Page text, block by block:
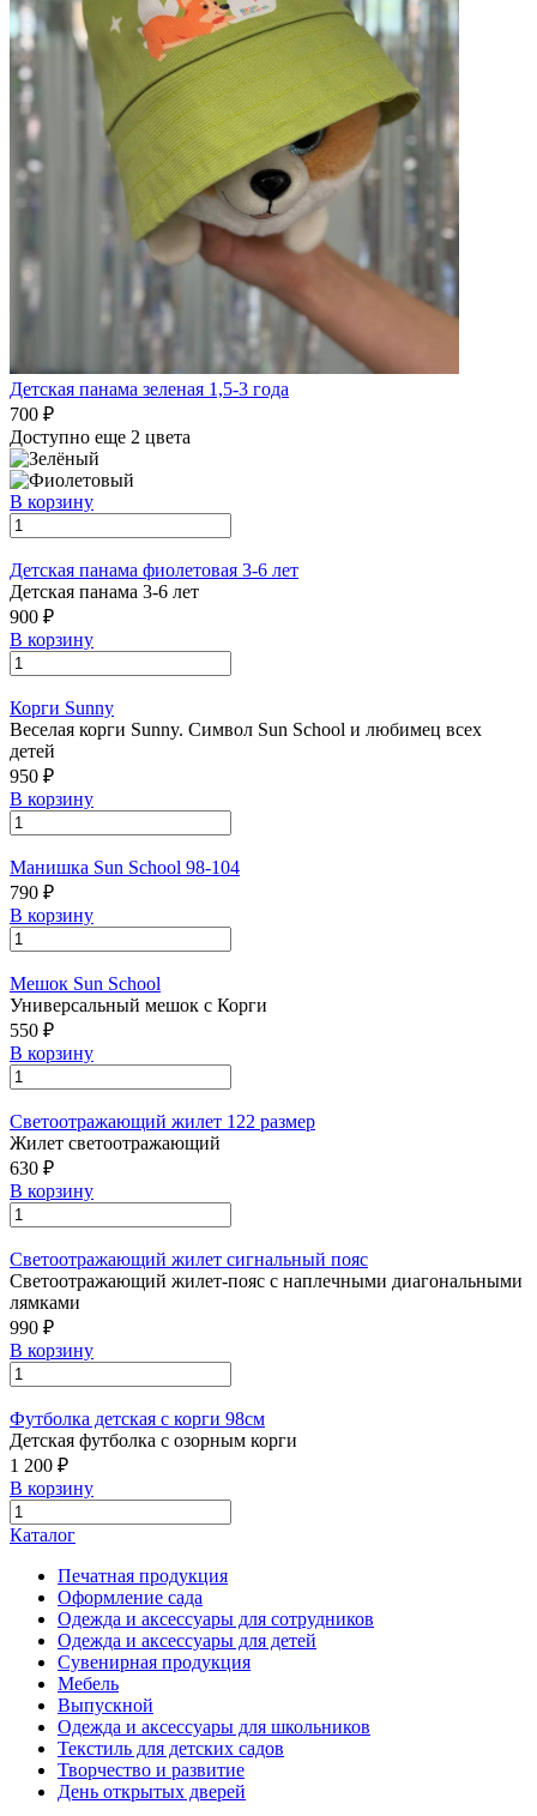
Детская панама зеленая 1,5-3 года
700 ₽
Доступно еще 2 цвета
В корзину
Детская панама фиолетовая 3-6 лет
Детская панама 3-6 лет
900 ₽
В корзину
Корги Sunny
Веселая корги Sunny. Символ Sun School и любимец всех
детей
950 ₽
В корзину
Манишка Sun School 98-104
790 ₽
В корзину
Мешок Sun School
Универсальный мешок с Корги
550 ₽
В корзину
Светоотражающий жилет 122 размер
Жилет светоотражающий
630 ₽
В корзину
Светоотражающий жилет сигнальный пояс
Светоотражающий жилет-пояс с наплечными диагональными
лямками
990 ₽
В корзину
Футболка детская с корги 98см
Детская футболка с озорным корги
1 200 ₽
В корзину
Каталог
Печатная продукция
Оформление сада
Одежда и аксессуары для сотрудников
Одежда и аксессуары для детей
Сувенирная продукция
Мебель
Выпускной
Одежда и аксессуары для школьников
Текстиль для детских садов
Творчество и развитие
День открытых дверей